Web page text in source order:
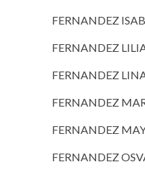
FERNANDEZ
FERNANDEZ
FERNANDEZ
FERNANDEZ
FERNANDEZ
FERNANDEZ